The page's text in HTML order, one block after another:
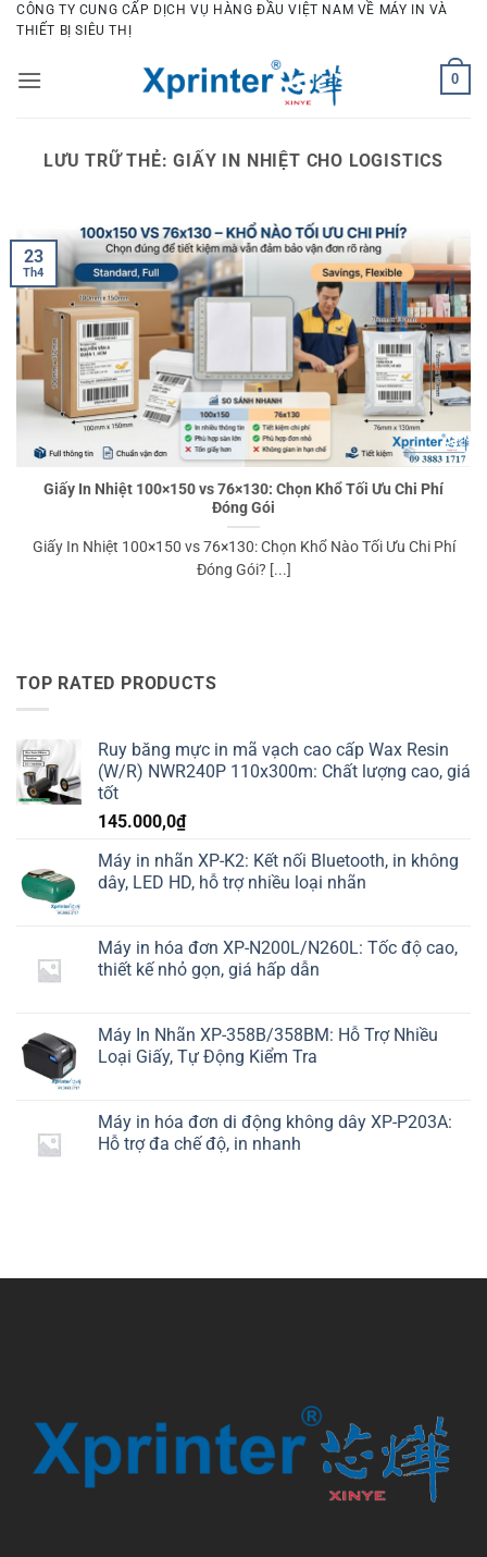
Bỏ
qua
dung
CÔNG TY CUNG CẤP DỊCH VỤ HÀNG ĐẦU VIỆT NAM VỀ MÁY IN VÀ
THIẾT BỊ SIÊU THỊ
0
LƯU TRỮ THẺ:GIẤY IN NHIỆT CHO LOGISTICS
Giấy In Nhiệt 100×150 vs 76×130: Chọn Khổ Tối Ưu Chi Phí
Đóng Gói
Giấy In Nhiệt 100×150 vs 76×130: Chọn Khổ Nào Tối Ưu Chi Phí
Đóng Gói? [...]
23
Th4
TOP RATED PRODUCTS
Ruy băng mực in mã vạch cao cấp Wax Resin
(W/R) NWR240P 110x300m: Chất lượng cao, giá
tốt
145.000,0₫
Máy in nhãn XP-K2: Kết nối Bluetooth, in không
dây, LED HD, hỗ trợ nhiều loại nhãn
Máy in hóa đơn XP-N200L/N260L: Tốc độ cao,
thiết kế nhỏ gọn, giá hấp dẫn
Máy In Nhãn XP-358B/358BM: Hỗ Trợ Nhiều
Loại Giấy, Tự Động Kiểm Tra
Máy in hóa đơn di động không dây XP-P203A:
Hỗ trợ đa chế độ, in nhanh